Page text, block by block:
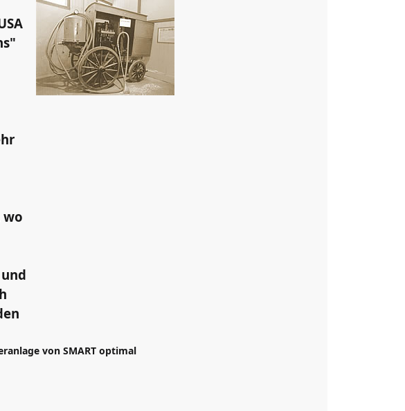
wo
von SMART optimal